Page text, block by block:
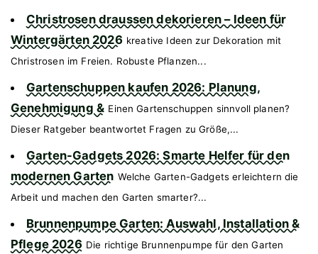
Christrosen draussen dekorieren – Ideen für
Wintergärten 2026 kreative Ideen zur Dekoration mit
Christrosen im Freien. Robuste Pflanzen...
Gartenschuppen kaufen 2026: Planung,
Genehmigung & Einen Gartenschuppen sinnvoll planen?
Dieser Ratgeber beantwortet Fragen zu Größe,...
Garten-Gadgets 2026: Smarte Helfer für den
modernen Garten Welche Garten-Gadgets erleichtern die
Arbeit und machen den Garten smarter?...
Brunnenpumpe Garten: Auswahl, Installation &
Pflege 2026 Die richtige Brunnenpumpe für den Garten